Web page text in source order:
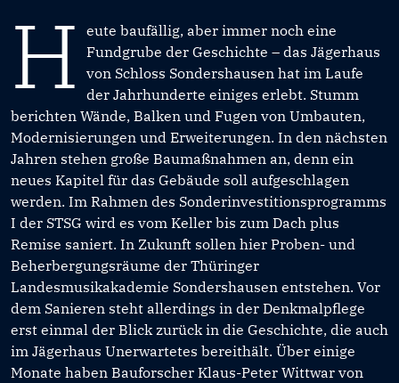
H
eute baufällig, aber immer noch eine
Fundgrube der Geschichte – das Jägerhaus
von Schloss Sondershausen hat im Laufe
der Jahrhunderte einiges erlebt. Stumm
berichten Wände, Balken und Fugen von Umbauten,
Modernisierungen und Erweiterungen. In den nächsten
Jahren stehen große Baumaßnahmen an, denn ein
neues Kapitel für das Gebäude soll aufgeschlagen
werden. Im Rahmen des Sonderinvestitionsprogramms
I der STSG wird es vom Keller bis zum Dach plus
Remise saniert. In Zukunft sollen hier Proben- und
Beherbergungsräume der Thüringer
Landesmusikakademie Sondershausen entstehen. Vor
dem Sanieren steht allerdings in der Denkmalpflege
erst einmal der Blick zurück in die Geschichte, die auch
im Jägerhaus Unerwartetes bereithält. Über einige
Monate haben Bauforscher Klaus-Peter Wittwar von